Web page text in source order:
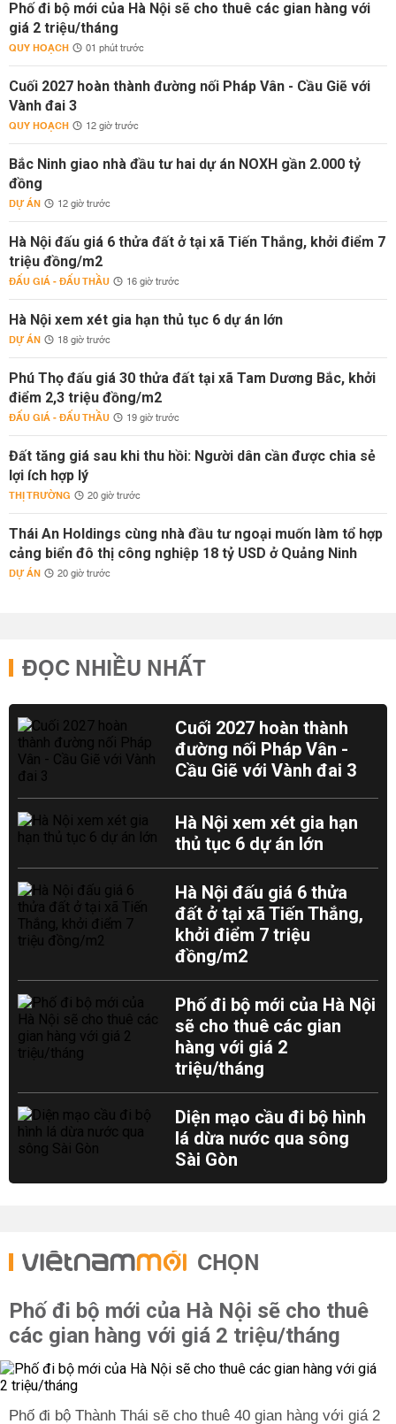
Phố đi bộ mới của Hà Nội sẽ cho thuê các gian hàng với
giá 2 triệu/tháng
QUY HOẠCH 01 phút trước
Cuối 2027 hoàn thành đường nối Pháp Vân - Cầu Giẽ với
Vành đai 3
QUY HOẠCH 12 giờ trước
Bắc Ninh giao nhà đầu tư hai dự án NOXH gần 2.000 tỷ
đồng
DỰ ÁN 12 giờ trước
Hà Nội đấu giá 6 thửa đất ở tại xã Tiến Thắng, khởi điểm 7
triệu đồng/m2
ĐẤU GIÁ - ĐẤU THẦU 16 giờ trước
Hà Nội xem xét gia hạn thủ tục 6 dự án lớn
DỰ ÁN 18 giờ trước
Phú Thọ đấu giá 30 thửa đất tại xã Tam Dương Bắc, khởi
điểm 2,3 triệu đồng/m2
ĐẤU GIÁ - ĐẤU THẦU 19 giờ trước
Đất tăng giá sau khi thu hồi: Người dân cần được chia sẻ
lợi ích hợp lý
THỊ TRƯỜNG 20 giờ trước
Thái An Holdings cùng nhà đầu tư ngoại muốn làm tổ hợp
cảng biển đô thị công nghiệp 18 tỷ USD ở Quảng Ninh
DỰ ÁN 20 giờ trước
ĐỌC NHIỀU NHẤT
Cuối 2027 hoàn thành
đường nối Pháp Vân -
Cầu Giẽ với Vành đai 3
Hà Nội xem xét gia hạn
thủ tục 6 dự án lớn
Hà Nội đấu giá 6 thửa
đất ở tại xã Tiến Thắng,
khởi điểm 7 triệu
đồng/m2
Phố đi bộ mới của Hà Nội
sẽ cho thuê các gian
hàng với giá 2
triệu/tháng
Diện mạo cầu đi bộ hình
lá dừa nước qua sông
Sài Gòn
CHỌN
Phố đi bộ mới của Hà Nội sẽ cho thuê
các gian hàng với giá 2 triệu/tháng
Phố đi bộ Thành Thái sẽ cho thuê 40 gian hàng với giá 2